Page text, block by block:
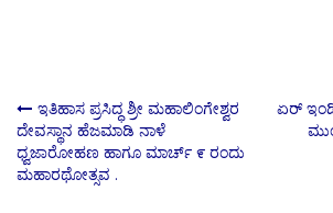
Post
navigation
ಇತಿಹಾಸ ಪ್ರಸಿದ್ಧ ಶ್ರೀ ಮಹಾಲಿಂಗೇಶ್ವರ
ದೇವಸ್ಥಾನ ಹೆಜಮಾಡಿ ನಾಳೆ
ಧ್ವಜಾರೋಹಣ ಹಾಗೂ ಮಾರ್ಚ್ ೯ ರಂದು
ಮಹಾರಥೋತ್ಸವ .
ಏರ್​